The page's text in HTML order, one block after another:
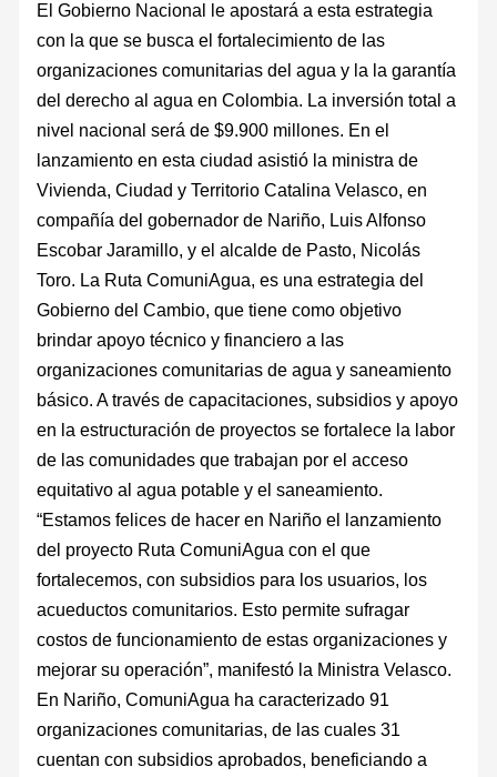
El Gobierno Nacional le apostará a esta estrategia
con la que se busca el fortalecimiento de las
organizaciones comunitarias del agua y la la garantía
del derecho al agua en Colombia. La inversión total a
nivel nacional será de $9.900 millones. En el
lanzamiento en esta ciudad asistió la ministra de
Vivienda, Ciudad y Territorio Catalina Velasco, en
compañía del gobernador de Nariño, Luis Alfonso
Escobar Jaramillo, y el alcalde de Pasto, Nicolás
Toro. La Ruta ComuniAgua, es una estrategia del
Gobierno del Cambio, que tiene como objetivo
brindar apoyo técnico y financiero a las
organizaciones comunitarias de agua y saneamiento
básico. A través de capacitaciones, subsidios y apoyo
en la estructuración de proyectos se fortalece la labor
de las comunidades que trabajan por el acceso
equitativo al agua potable y el saneamiento.
“Estamos felices de hacer en Nariño el lanzamiento
del proyecto Ruta ComuniAgua con el que
fortalecemos, con subsidios para los usuarios, los
acueductos comunitarios. Esto permite sufragar
costos de funcionamiento de estas organizaciones y
mejorar su operación”, manifestó la Ministra Velasco.
En Nariño, ComuniAgua ha caracterizado 91
organizaciones comunitarias, de las cuales 31
cuentan con subsidios aprobados, beneficiando a